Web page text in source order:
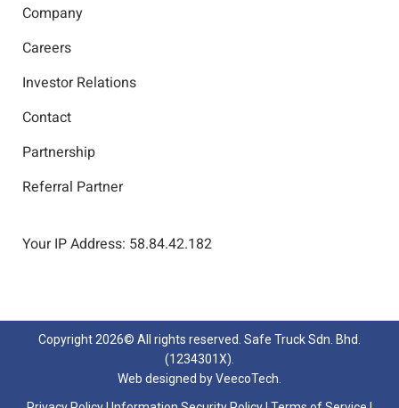
Company
Careers
Investor Relations
Contact
Partnership
Referral Partner
Your IP Address: 58.84.42.182
Copyright 2026© All rights reserved. Safe Truck Sdn. Bhd.
(1234301X).
Web designed byVeecoTech